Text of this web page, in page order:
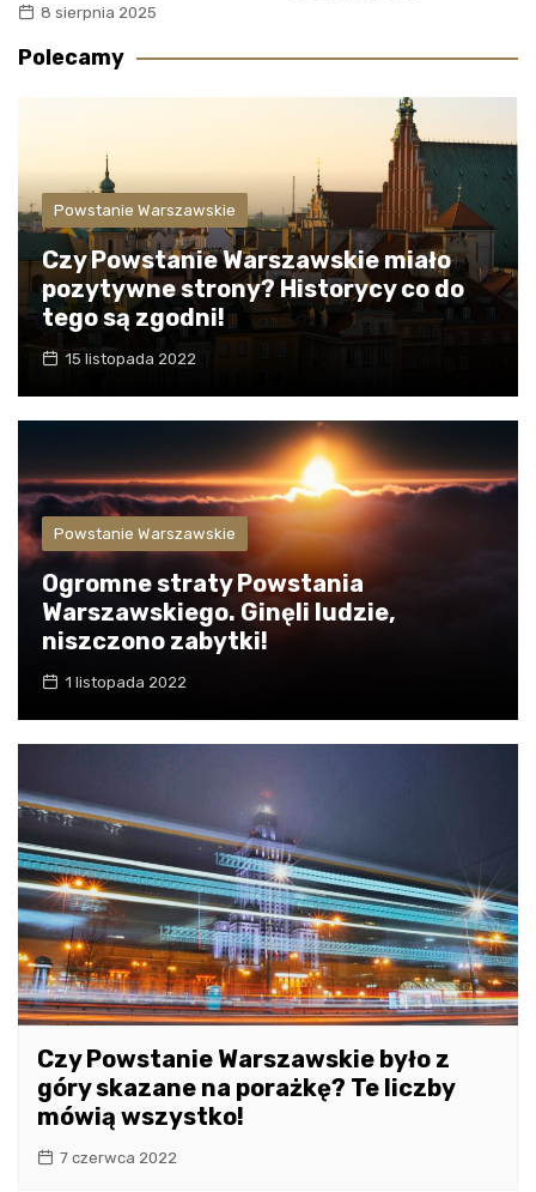
8 sierpnia 2025
Polecamy
Powstanie Warszawskie
Czy Powstanie Warszawskie miało
pozytywne strony? Historycy co do
tego są zgodni!
15 listopada 2022
Powstanie Warszawskie
Ogromne straty Powstania
Warszawskiego. Ginęli ludzie,
niszczono zabytki!
1 listopada 2022
Czy Powstanie Warszawskie było z
góry skazane na porażkę? Te liczby
mówią wszystko!
7 czerwca 2022